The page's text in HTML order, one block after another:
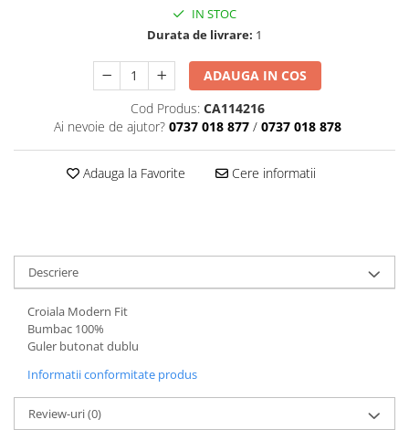
IN STOC
Durata de livrare: 1
ADAUGA IN COS
Cod Produs: CA114216
Ai nevoie de ajutor? 0737 018 877 / 0737 018 878
Adauga la Favorite Cere informatii
Descriere
Croiala Modern Fit
Bumbac 100%
Guler butonat dublu
Informatii conformitate produs
Review-uri(0)